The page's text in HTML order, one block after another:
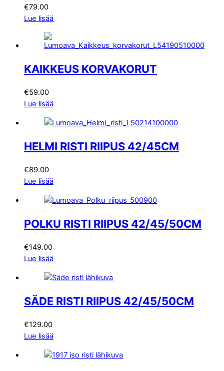
€79.00
Lue lisää
KAIKKEUS KORVAKORUT
€59.00
Lue lisää
HELMI RISTI RIIPUS 42/45CM
€89.00
Lue lisää
POLKU RISTI RIIPUS 42/45/50CM
€149.00
Lue lisää
SÄDE RISTI RIIPUS 42/45/50CM
€129.00
Lue lisää